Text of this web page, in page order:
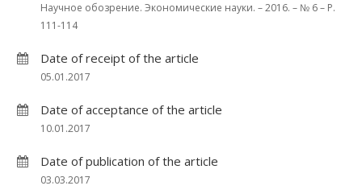
Научное обозрение. Экономические науки. – 2016. – № 6 – P.
111-114
Date of receipt of the article
05.01.2017
Date of acceptance of the article
10.01.2017
Date of publication of the article
03.03.2017